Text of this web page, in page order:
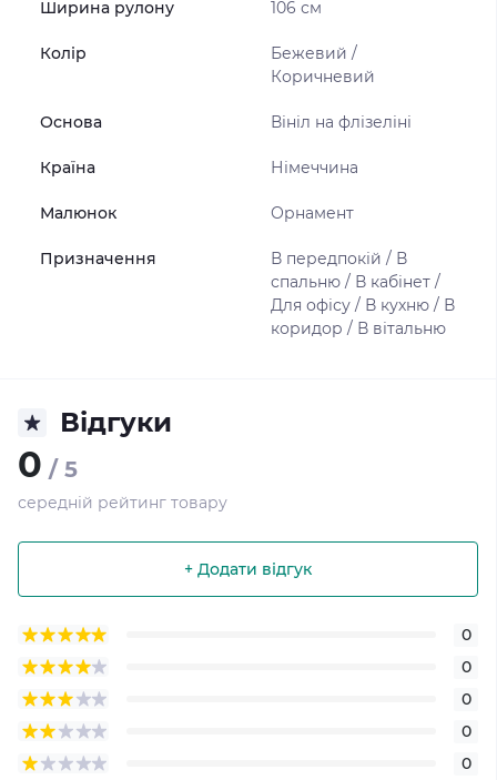
Ширина рулону 106 см
Колір
Бежевий /
Коричневий
Основа Вініл на флізеліні
Країна Німеччина
Малюнок Орнамент
Призначення
В передпокій / В
спальню / В кабінет /
Для офісу / В кухню / В
коридор / В вітальню
Відгуки
0 / 5
середній рейтинг товару
+ Додати відгук
0
0
0
0
0